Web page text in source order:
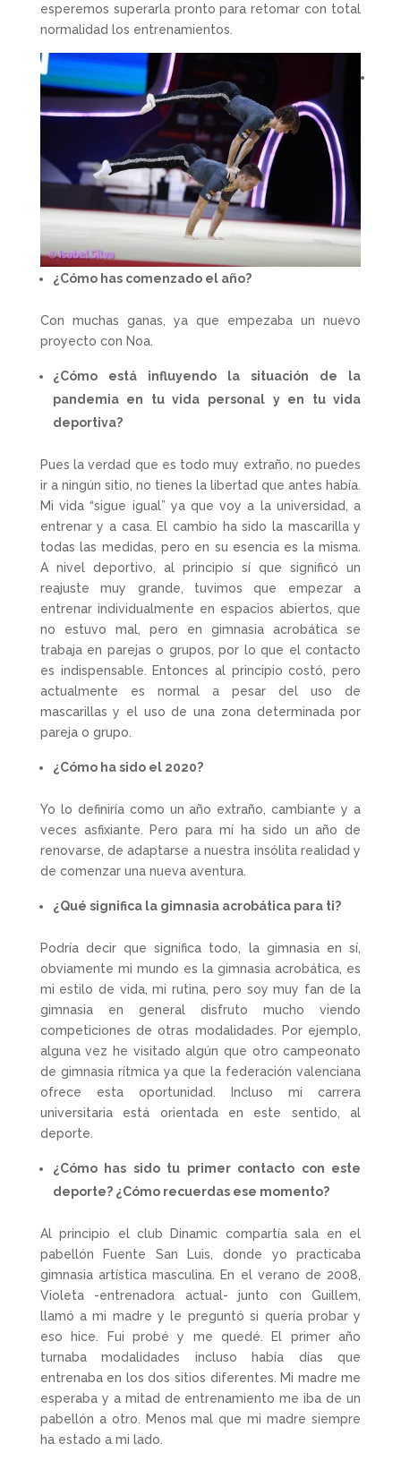
esperemos superarla pronto para retomar con total
normalidad los entrenamientos.
¿Cómo has comenzado el año?
Con muchas ganas, ya que empezaba un nuevo
proyecto con Noa.
¿Cómo está influyendo la situación de la
pandemia en tu vida personal y en tu vida
deportiva?
Pues la verdad que es todo muy extraño, no puedes
ir a ningún sitio, no tienes la libertad que antes había.
Mi vida “sigue igual” ya que voy a la universidad, a
entrenar y a casa. El cambio ha sido la mascarilla y
todas las medidas, pero en su esencia es la misma.
A nivel deportivo, al principio sí que significó un
reajuste muy grande, tuvimos que empezar a
entrenar individualmente en espacios abiertos, que
no estuvo mal, pero en gimnasia acrobática se
trabaja en parejas o grupos, por lo que el contacto
es indispensable. Entonces al principio costó, pero
actualmente es normal a pesar del uso de
mascarillas y el uso de una zona determinada por
pareja o grupo.
¿Cómo ha sido el 2020?
Yo lo definiría como un año extraño, cambiante y a
veces asfixiante. Pero para mí ha sido un año de
renovarse, de adaptarse a nuestra insólita realidad y
de comenzar una nueva aventura.
¿Qué significa la gimnasia acrobática para ti?
Podría decir que significa todo, la gimnasia en sí,
obviamente mi mundo es la gimnasia acrobática, es
mi estilo de vida, mi rutina, pero soy muy fan de la
gimnasia en general disfruto mucho viendo
competiciones de otras modalidades. Por ejemplo,
alguna vez he visitado algún que otro campeonato
de gimnasia rítmica ya que la federación valenciana
ofrece esta oportunidad. Incluso mi carrera
universitaria está orientada en este sentido, al
deporte.
¿Cómo has sido tu primer contacto con este
deporte? ¿Cómo recuerdas ese momento?
Al principio el club Dinamic compartía sala en el
pabellón Fuente San Luis, donde yo practicaba
gimnasia artística masculina. En el verano de 2008,
Violeta -entrenadora actual- junto con Guillem,
llamó a mi madre y le preguntó si quería probar y
eso hice. Fui probé y me quedé. El primer año
turnaba modalidades incluso había días que
entrenaba en los dos sitios diferentes. Mi madre me
esperaba y a mitad de entrenamiento me iba de un
pabellón a otro. Menos mal que mi madre siempre
ha estado a mi lado.